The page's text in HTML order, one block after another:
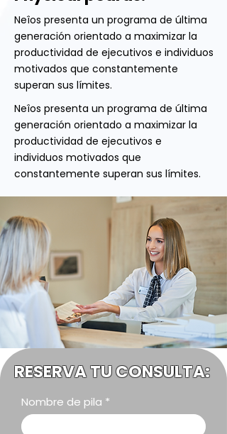
Neîos presenta un programa de última
generación orientado a maximizar la
productividad de ejecutivos e individuos
motivados que constantemente
superan sus límites.
Neîos presenta un programa de última
generación orientado a maximizar la
productividad de ejecutivos e
individuos motivados que
constantemente superan sus límites.
RESERVA TU CONSULTA:
Nombre de pila *